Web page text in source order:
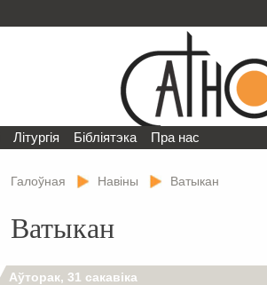
Літургія Бібліятэка Пра нас
Галоўная Навіны Ватыкан
Ватыкан
Аўторак, 31 сакавіка